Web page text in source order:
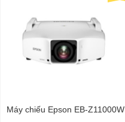
Máy chiếu Epson EB-Z11000W